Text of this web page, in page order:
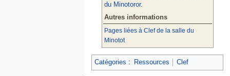
du Minotoror.
Autres informations
Pages liées à Clef de la salle du
Minotot
Catégories : Ressources Clef